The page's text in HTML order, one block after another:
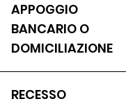
APPOGGIO
BANCARIO O
DOMICILIAZIONE
RECESSO